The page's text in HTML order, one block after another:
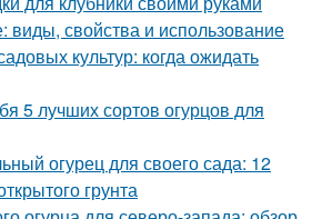
виды, свойства и использование
культур: когда ожидать
5 лучших сортов огурцов для
огурец для своего сада: 12
грунта